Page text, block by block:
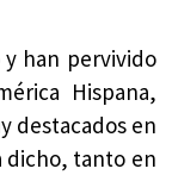
han pervivido
Hispana,
destacados en
dicho, tanto en